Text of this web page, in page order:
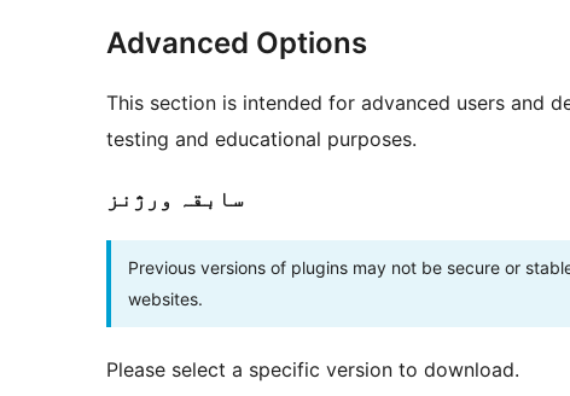
Advanced Options
This section is intended for advanced users and
testing and educational purposes.
سابقہ ورژنز
Previous versions of plugins may not be secure or
websites.
Please select a specific version to download.